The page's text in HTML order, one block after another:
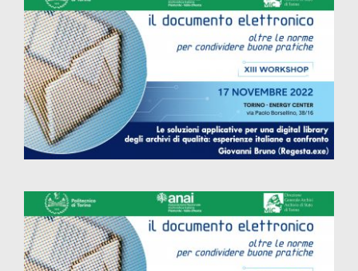
Le soluzioni applicative per una digital
library degli archivi di qualità:
esperienze italiane a confronto